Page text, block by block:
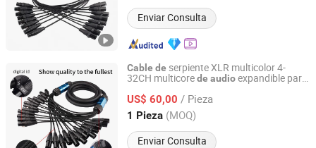
Enviar Consulta
Cable de serpiente XLR multicolor 4-
32CH multicorede audioexpandible para
US$ 60,00 / Pieza
1 Pieza (MOQ)
Enviar Consulta
Foshan Yangyang Optoelectronic Technology Co., Ltd.
Guangdong, China Desde 2026